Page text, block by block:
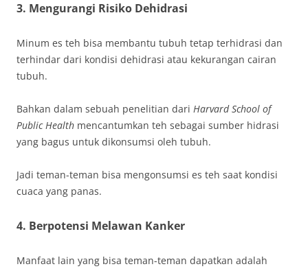
3. Mengurangi Risiko Dehidrasi
Minum es teh bisa membantu tubuh tetap terhidrasi dan
terhindar dari kondisi dehidrasi atau kekurangan cairan
tubuh.
Bahkan dalam sebuah penelitian dari Harvard School of
Public Health mencantumkan teh sebagai sumber hidrasi
yang bagus untuk dikonsumsi oleh tubuh.
Jadi teman-teman bisa mengonsumsi es teh saat kondisi
cuaca yang panas.
4. Berpotensi Melawan Kanker
Manfaat lain yang bisa teman-teman dapatkan adalah